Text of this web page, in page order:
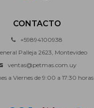
CONTACTO
+59894100938
Palleja 2623, Montevideo
ventas@petmas.com.uy
a Viernes de 9:00 a 17:30 horas